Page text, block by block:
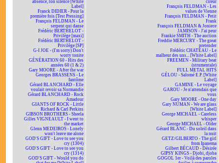
absence, ton silence [White
Label]
Franck DIDIER - Pour la
première fois [Test Pressing]
François FELDMAN - Le
serpent qui danse
Frédéric BERTHELOT -
Privilège [maxi]
Frédéric BERTHELOT -
Privilège [SP]
G-I JOE - (I'm sorry) Don't
worry tonite
GÉNÉRATION 60 - Hits des
années 60 (1 & 2)
Gary MOORE - After the war
Georges BRASSENS - Le
fantôme
Gérard BLANCHARD - Elle
voulait revoir sa Normandie
Gérard BLANCHARD - Rock
Amadour
GIANTS OF ROCK - Little
Richard & Carl Perkins
GIBSON BROTHERS - Sheela
Gilles VIGNEAULT - I went to
the market
Glenn MEDEIROS - Lonely
won't leave me alone
GOD'S GIFT - Love to see you
cry (1304)
GOD'S GIFT - Love to see you
cry (1314)
GOD'S GIFT - Would you do
cireur
François FELDMAN - Les
valses de Vienne
François FELDMAN - Petit
Frank
François FELDMAN & Joniece
JAMISON - J'ai peur
Frankie SMITH - The auction
Freddie MERCURY - The great
pretender
Frédéric CHATEAU - Le
malheur des uns... [White Label]
FREEMEN - Military beat
(strumentale)
FULL METAL HITS
GÉLOU - Salomé E.P. [White
Label]
GAMINE - Le voyage
GAROU - Je n'attendais que
vous
Gary MOORE - One day
Gary NUMAN - We are glass
[White Label]
George MICHAEL - Careless
whisper
George MICHAEL - Older
Gérard BLANC - Du soleil dans
la nuit
GETZ/GILBERTO - The girl
from Ipanema
Gilbert BÉCAUD - Désirée
GIPSY KINGS - Djobi, djoba
GOGOL 1er - Voilà des paroles